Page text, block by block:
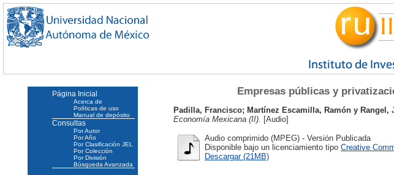
Empresas públicas y
Padilla, Francisco; Martínez Escamilla, Ramón y Rangel,
Economía Mexicana (II).
[Audio]
Audio comprimido (MPEG) - Versión Publicada
Disponible bajo un licenciamiento tipo Creative
Descargar (21MB)
Página Inicial
Acerca de
Políticas de uso
Manual de depósito
Consultas
Por Autor
Por Año
Por Clasificación JEL
Por Colección
Por División
Búsqueda Avanzada